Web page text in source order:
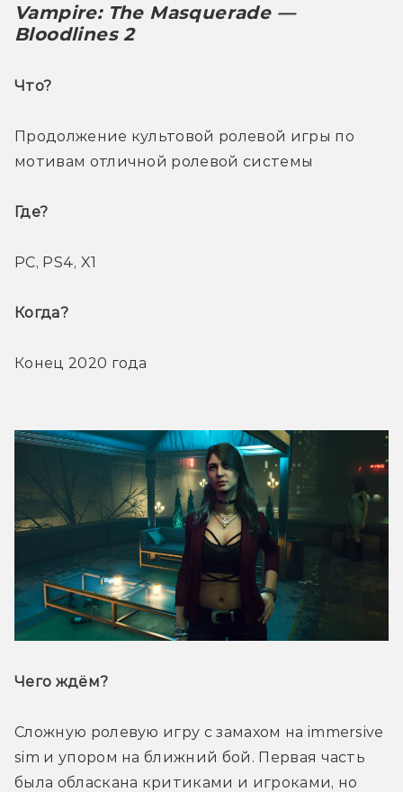
Vampire: The Masquerade —
Bloodlines 2
Что?
Продолжение культовой ролевой игры по
мотивам отличной ролевой системы
Где?
PC, PS4, X1
Когда?
Конец 2020 года
Чего ждём?
Сложную ролевую игру с замахом на immersive
sim и упором на ближний бой. Первая часть
была обласкана критиками и игроками, но